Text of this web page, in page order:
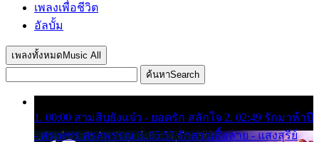
เพลงเพื่อชีวิต
อัลบั้ม
เพลงทั้งหมด Music All
ค้นหาSearch
1. 00:00 สามสิบยังแจ๋ว - ยอดรัก สลักใจ 2. 02:49 รักมาห้าปี
- ศรเพชร ศรสุพรรณ 3. 05:57 รักสาวเสื้อลาย - แสงสุรีย์